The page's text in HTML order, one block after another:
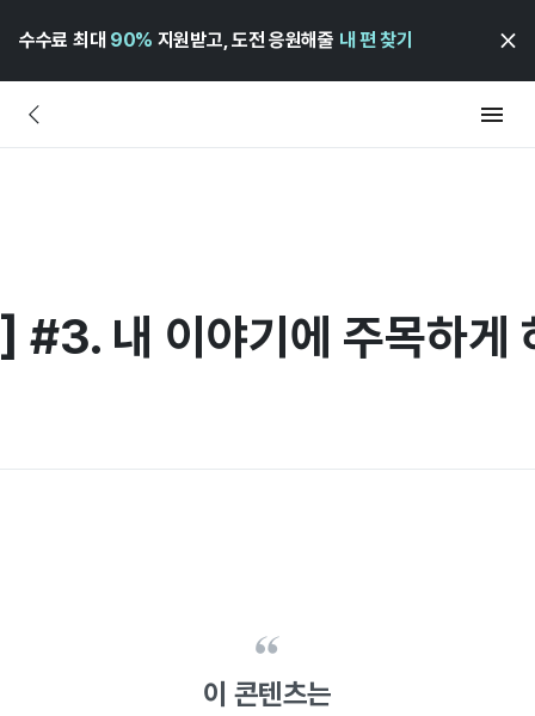
수수료 최대 90% 지원받고, 도전 응원해줄 내 편 찾기
#3. 내 이야기에 주목하게
이 콘텐츠는